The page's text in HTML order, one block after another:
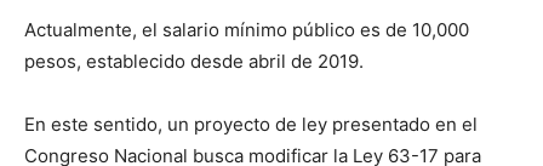
Actualmente, el salario mínimo público es de 10,000
pesos, establecido desde abril de 2019.
En este sentido, un proyecto de ley presentado en el
Congreso Nacional busca modificar la Ley 63-17 para